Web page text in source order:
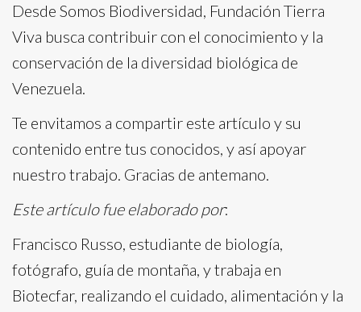
Desde Somos Biodiversidad, Fundación Tierra
Viva busca contribuir con el conocimiento y la
conservación de la diversidad biológica de
Venezuela.
Te envitamos a compartir este artículo y su
contenido entre tus conocidos, y así apoyar
nuestro trabajo. Gracias de antemano.
Este artículo fue elaborado por:
Francisco Russo, estudiante de biología,
fotógrafo, guía de montaña, y trabaja en
Biotecfar, realizando el cuidado, alimentación y la